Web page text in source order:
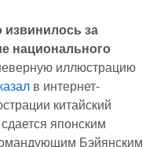
извинилось за
национального
иллюстрацию
в интернет-
китайский
японским
Бэйянским